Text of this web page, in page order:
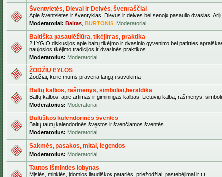
Šventvietės, Dievai ir Deivės, švenraščiai
Apie šventvietes ir šventyklas, Dievus ir deives bei senojo pasaulio dvasias.
Moderatoriai: Baltas BURTONIS Moderatoriai
Baltiška pasaulėžiūra, tikėjimas, praktika
2 LYGIO diskusijos apie baltų tikėjimo ir dvasinio gyvenimo bei patirties
naujosios tikėjimo tradicijos ir dvasinės praktikos
Moderatorius: Moderatoriai
ŽODŽIŲ BYLOS
Žodžiai, kurie mums praveria langą į suvokimą
Baltų kalbos, rašmenys, simboliai,heraldika
Baltų kalbos, apie artimas ir giminingas kalbas. Lietuvių kalba, rašmenys,
Moderatorius: Moderatoriai
Baltiškos kalendorinės šventės
Baltų tautų kalendorinės švęstos ir švenčiamos šventės
Moderatorius: Moderatoriai
Sakmės, pasakos, mitai, legendos
Moderatorius: Moderatoriai
Tautos išminties lobynas
Mįslės, minklės, įdomios liaudiškos patarlės, priežodžiai, pastebėjimai ir t.t.